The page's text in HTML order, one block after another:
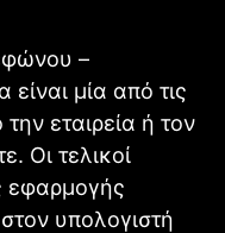
–
μία από τις
εταιρεία ή τον
Οι τελικοί
εφαρμογής
υπολογιστή